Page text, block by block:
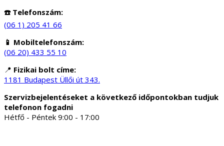
☎️ Telefonszám:
(06 1) 205 41 66
📱 Mobiltelefonszám:
(06 20) 433 55 10
📍 Fizikai bolt címe:
1181 Budapest Üllői út 343.
Szervizbejelentéseket a következő időpontokban tudjuk
telefonon fogadni
Hétfő - Péntek 9:00 - 17:00